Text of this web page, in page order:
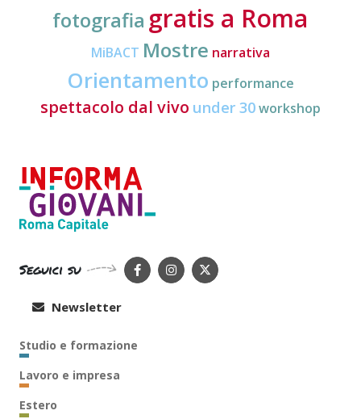
fotografia gratis a Roma
MiBACT Mostre narrativa
Orientamento performance
spettacolo dal vivo under 30workshop
Seguici su
Newsletter
Studio e formazione
Lavoro e impresa
Estero